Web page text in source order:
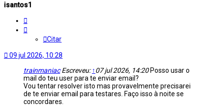
isantos1
Citar
09 jul 2026, 10:28
trainmaniacEscreveu: ↑07 jul 2026, 14:20Posso usar o
mail do teu user para te enviar email?
Vou tentar resolver isto mas provavelmente precisarei
de te enviar email para testares. Faço isso à noite se
concordares.